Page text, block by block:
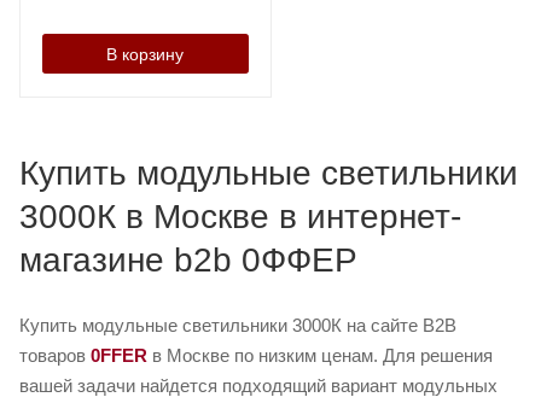
В корзину
Купить модульные светильники
3000К в Москве в интернет-
магазине b2b 0ФФЕР
Купить модульные светильники 3000К на сайте B2B
товаров 0FFER в Москве по низким ценам. Для решения
вашей задачи найдется подходящий вариант модульных